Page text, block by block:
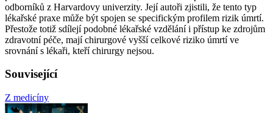
odborníků z Harvardovy univerzity. Její autoři zjistili, že tento typ
lékařské praxe může být spojen se specifickým profilem rizik úmrtí.
Přestože totiž sdílejí podobné lékařské vzdělání i přístup ke zdrojům
zdravotní péče, mají chirurgové vyšší celkové riziko úmrtí ve
srovnání s lékaři, kteří chirurgy nejsou.
Související
Z medicíny